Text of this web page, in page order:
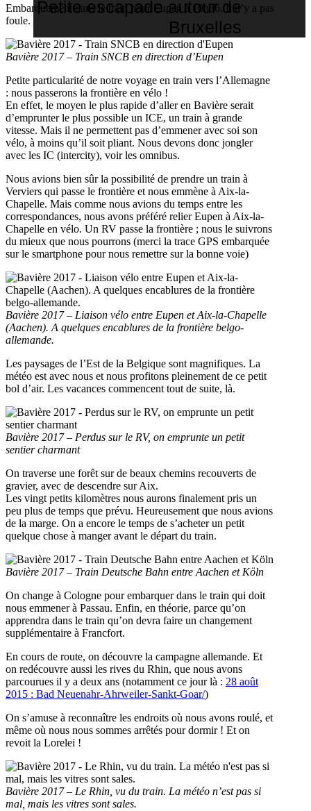
Petite escapade autour de
Bruxelles
Embarquement dans le train pour Eupen à 10h56. Il n’y a pas
foule.
Bavière 2017 – Train SNCB en direction d’Eupen
Petite particularité de notre voyage en train vers l’Allemagne
: nous passerons la frontière en vélo !
En effet, le moyen le plus rapide d’aller en Bavière serait
d’emprunter le plus possible un ICE, un train à grande
vitesse. Mais il ne permettent pas d’emmener avec soi son
vélo, à moins qu’il soit pliant. Nous devons donc jongler
avec les IC (intercity), voir les omnibus.
Nous avions bien sûr la possibilité de prendre un train à
Verviers qui passe le frontière et nous emmène à Aix-la-
Chapelle. Mais comme nous avions du temps entre les
correspondances, nous avons préféré relier Eupen à Aix-la-
Chapelle en vélo. Un RV passe la frontière ; nous le suivrons
du mieux que nous pourrons (merci la trace GPS embarquée
sur le smartphone pour nous remettre sur la bonne voie)
Bavière 2017 – Liaison vélo entre Eupen et Aix-la-Chapelle
(Aachen). A quelques encablures de la frontière belgo-
allemande.
Les paysages de l’Est de la Belgique sont magnifiques. La
météo est avec nous et nous profitons pleinement de ce petit
bol d’air. Les vacances commencent tout de suite, là.
Bavière 2017 – Perdus sur le RV, on emprunte un petit
sentier charmant
On traverse une forêt sur de beaux chemins recouverts de
gravier, avec de descendre sur Aix.
Les vingt petits kilomètres nous aurons finalement pris un
peu plus de temps que prévu. Heureusement que nous avions
de la marge. On a encore le temps de s’acheter un petit
quelque chose à manger avant le départ du train.
Bavière 2017 – Train Deutsche Bahn entre Aachen et Köln
On change à Cologne pour embarquer dans le train qui doit
nous emmener à Passau. Enfin, en théorie, parce qu’on
apprendra dans le train qu’on devra faire un changement
supplémentaire à Francfort.
En cours de route, on découvre la campagne allemande. Et
on redécouvre aussi les rives du Rhin, que nous avons
parcourues il y a deux ans (notamment ce jour là : 28 août
2015 : Bad Neuenahr-Ahrweiler-Sankt-Goar/)
On s’amuse à reconnaître les endroits où nous avons roulé, et
même où nous nous sommes arrêtés pour dormir ! Et on
revoit la Lorelei !
Bavière 2017 – Le Rhin, vu du train. La météo n’est pas si
mal, mais les vitres sont sales.